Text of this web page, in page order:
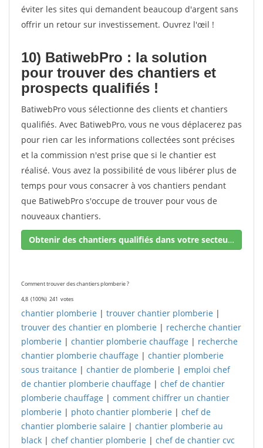
éviter les sites qui demandent beaucoup d'argent sans
offrir un retour sur investissement. Ouvrez l'œil !
10) BatiwebPro : la solution
pour trouver des chantiers et
prospects qualifiés !
BatiwebPro vous sélectionne des clients et chantiers
qualifiés. Avec BatiwebPro, vous ne vous déplacerez pas
pour rien car les informations collectées sont précises
et la commission n'est prise que si le chantier est
réalisé. Vous avez la possibilité de vous libérer plus de
temps pour vous consacrer à vos chantiers pendant
que BatiwebPro s'occupe de trouver pour vous de
nouveaux chantiers.
Obtenir des chantiers qualifiés dans votre secteur !
Comment trouver des chantiers plomberie ?
4,8 (100%) 241 votes
chantier plomberie | trouver chantier plomberie |
trouver des chantier en plomberie | recherche chantier
plomberie | chantier plomberie chauffage | recherche
chantier plomberie chauffage | chantier plomberie
sous traitance | chantier de plomberie | emploi chef
de chantier plomberie chauffage | chef de chantier
plomberie chauffage | comment chiffrer un chantier
plomberie | photo chantier plomberie | chef de
chantier plomberie salaire | chantier plomberie au
black | chef chantier plomberie | chef de chantier cvc